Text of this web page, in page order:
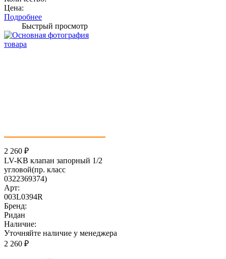
Цена:
Подробнее
Быстрый просмотр
2 260 ₽
LV-KB клапан запорный 1/2
угловой(пр. класс
0322369374)
Арт:
003L0394R
Бренд:
Ридан
Наличие:
Уточняйте наличие у менеджера
2 260 ₽